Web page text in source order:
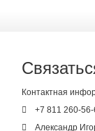
Контактная
+7 811 260-
Александр